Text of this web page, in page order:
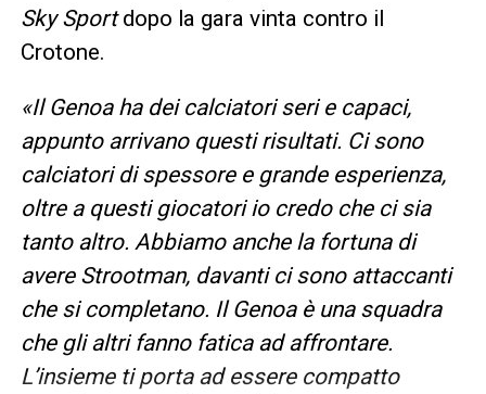
Sky Sportdopo la gara vinta contro il
Crotone.
«Il Genoa ha dei calciatori seri e capaci,
appunto arrivano questi risultati. Ci sono
calciatori di spessore e grande esperienza,
oltre a questi giocatori io credo che ci sia
tanto altro. Abbiamo anche la fortuna di
avere Strootman, davanti ci sono attaccanti
che si completano. Il Genoa è una squadra
che gli altri fanno fatica ad affrontare.
L’insieme ti porta ad essere compatto